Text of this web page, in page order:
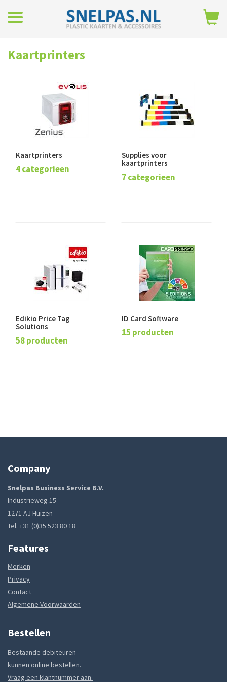
Kaartprinters
Kaartprinters
4 categorieen
Supplies voor
kaartprinters
7 categorieen
Edikio Price Tag
Solutions
58 producten
ID Card Software
15 producten
Company
Snelpas Business Service B.V.
Industrieweg 15
1271 AJ Huizen
Tel. +31 (0)35 523 80 18
Features
Merken
Privacy
Contact
Algemene Voorwaarden
Bestellen
Bestaande debiteuren
kunnen online bestellen.
Vraag een klantnummer aan.